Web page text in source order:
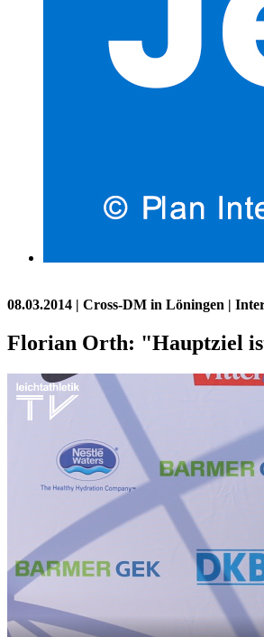
08.03.2014 | Cross-DM in Löningen |
Florian Orth: "Hauptziel